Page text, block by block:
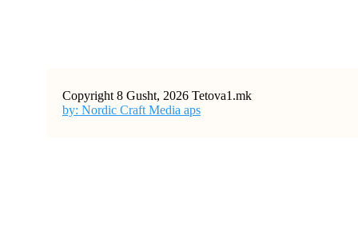
Copyright 8 Gusht, 2026 Tetova1.mk
by: Nordic Craft Media aps